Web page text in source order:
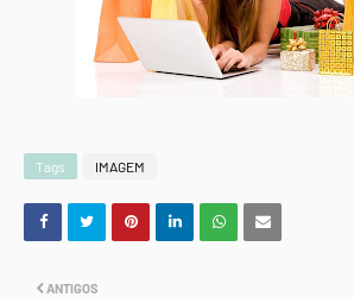
Tags IMAGEM
ANTIGOS